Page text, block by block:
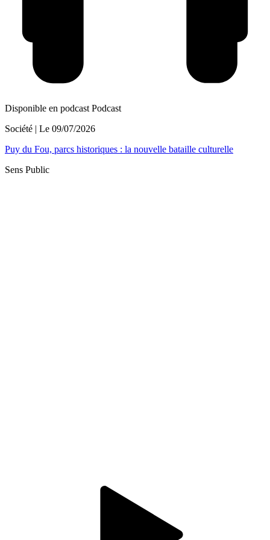
Disponible en podcast Podcast
Société | Le 09/07/2026
Puy du Fou, parcs historiques : la nouvelle bataille culturelle
Sens Public